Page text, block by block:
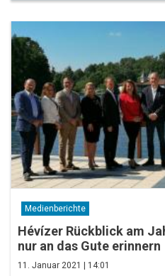
Medienberichte
Hévízer Rückblick am
nur an das Gute erinnern
11. Januar 2021 | 14:01